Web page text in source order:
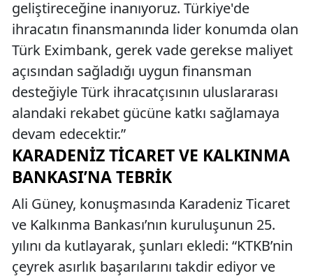
geliştireceğine inanıyoruz. Türkiye'de
ihracatın finansmanında lider konumda olan
Türk Eximbank, gerek vade gerekse maliyet
açısından sağladığı uygun finansman
desteğiyle Türk ihracatçısının uluslararası
alandaki rekabet gücüne katkı sağlamaya
devam edecektir.”
KARADENIZ TICARET VE KALKINMA
BANKASI’NA TEBRIK
Ali Güney, konuşmasında Karadeniz Ticaret
ve Kalkınma Bankası’nın kuruluşunun 25.
yılını da kutlayarak, şunları ekledi: “KTKB’nin
çeyrek asırlık başarılarını takdir ediyor ve